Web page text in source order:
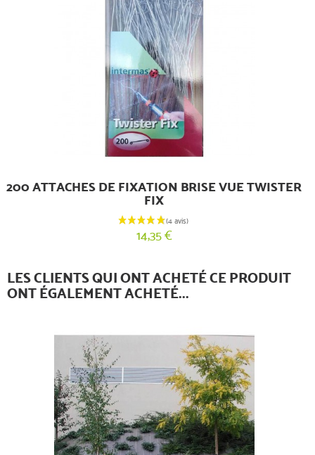
200 ATTACHES DE FIXATION BRISE VUE TWISTER
FIX
14,35 €
LES CLIENTS QUI ONT ACHETÉ CE PRODUIT
ONT ÉGALEMENT ACHETÉ...